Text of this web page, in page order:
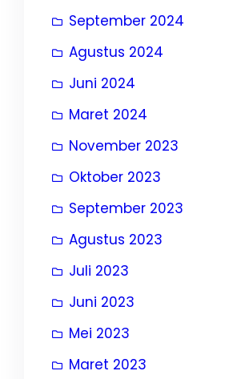
September 2024
Agustus 2024
Juni 2024
Maret 2024
November 2023
Oktober 2023
September 2023
Agustus 2023
Juli 2023
Juni 2023
Mei 2023
Maret 2023